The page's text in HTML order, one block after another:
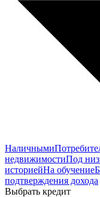
Наличными
недвижимостиПод
историейНа обучение
подтверждения дохода
Выбрать кредит